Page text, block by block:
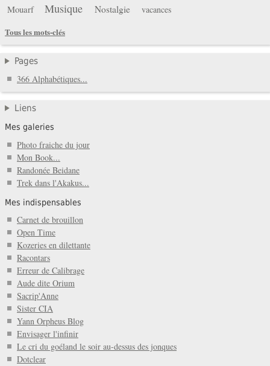
Mouarf Musique Nostalgie
vacances
Tous les mots-clés
Pages
366 Alphabétiques...
Liens
Mes galeries
Photo fraiche du jour
Mon Book...
Randonée Beidane
Trek dans l'Akakus...
Mes indispensables
Carnet de brouillon
Open Time
Kozeries en dilettante
Racontars
Erreur de Calibrage
Aude dite Orium
Sacrip'Anne
Sister CIA
Yann Orpheus Blog
Envisager l'infinir
Le cri du goéland le soir au-dessus des jonques
Dotclear